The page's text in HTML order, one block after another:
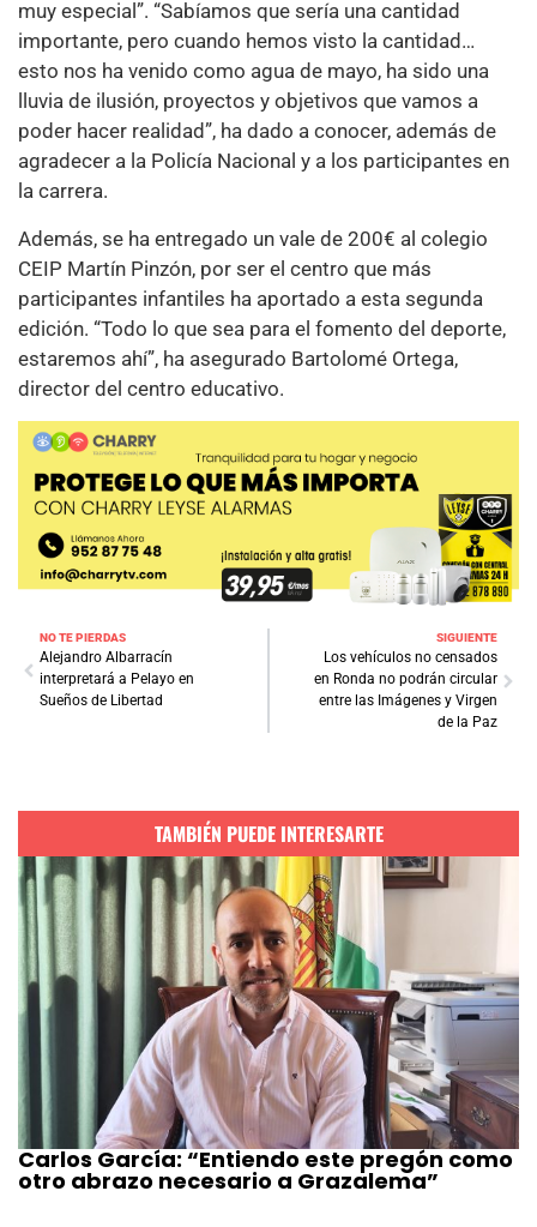
muy especial”. “Sabíamos que sería una cantidad
importante, pero cuando hemos visto la cantidad…
esto nos ha venido como agua de mayo, ha sido una
lluvia de ilusión, proyectos y objetivos que vamos a
poder hacer realidad”, ha dado a conocer, además de
agradecer a la Policía Nacional y a los participantes en
la carrera.
Además, se ha entregado un vale de 200€ al colegio
CEIP Martín Pinzón, por ser el centro que más
participantes infantiles ha aportado a esta segunda
edición. “Todo lo que sea para el fomento del deporte,
estaremos ahí”, ha asegurado Bartolomé Ortega,
director del centro educativo.
NO TE PIERDAS
Alejandro Albarracín
interpretará a Pelayo en
Sueños de Libertad
SIGUIENTE
Los vehículos no censados
en Ronda no podrán circular
entre las Imágenes y Virgen
de la Paz
TAMBIÉN PUEDE INTERESARTE
Carlos García: “Entiendo este pregón como
otro abrazo necesario a Grazalema”